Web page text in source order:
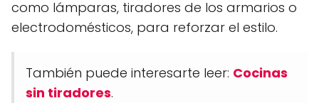
como lámparas, tiradores de los armarios o
electrodomésticos, para reforzar el estilo.
También puede interesarte leer: Cocinas
sin tiradores.